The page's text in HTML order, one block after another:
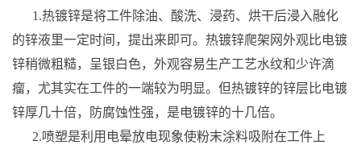
1.热镀锌是将工件除油、酸洗、浸药、烘干后浸入融化
的锌液里一定时间，提出来即可。热镀锌爬架网外观比电镀
锌稍微粗糙，呈银白色，外观容易生产工艺水纹和少许滴
瘤，尤其实在工件的一端较为明显。但热镀锌的锌层比电镀
锌厚几十倍，防腐蚀性强，是电镀锌的十几倍。
2.喷塑是利用电晕放电现象使粉末涂料吸附在工件上